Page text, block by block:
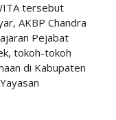
tersebut
AKBP Chandra
Pejabat
tokoh-tokoh
di Kabupaten